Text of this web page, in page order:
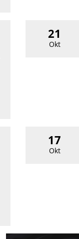
21
Okt
17
Okt